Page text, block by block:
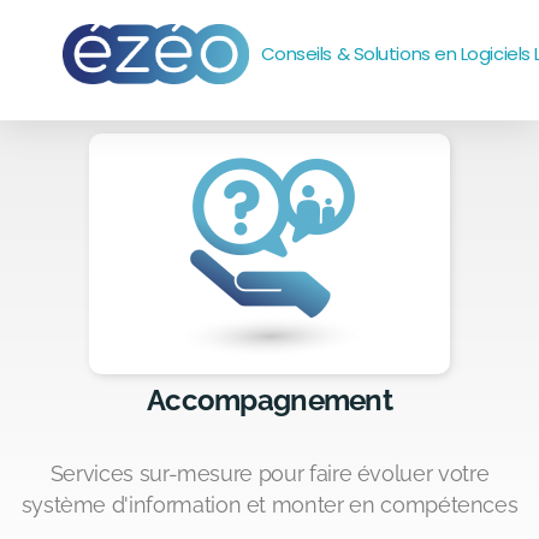
Conseils & Solutions en Logiciels
Accompagnement
Services sur-mesure pour faire évoluer votre
système d'information et monter en compétences